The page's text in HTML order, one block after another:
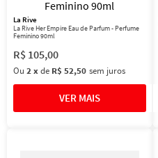
La Rive
La Rive Her Empire Eau de Parfum - Perfume
Feminino 90ml
R$ 105,00
Ou 2xde R$ 52,50 sem juros